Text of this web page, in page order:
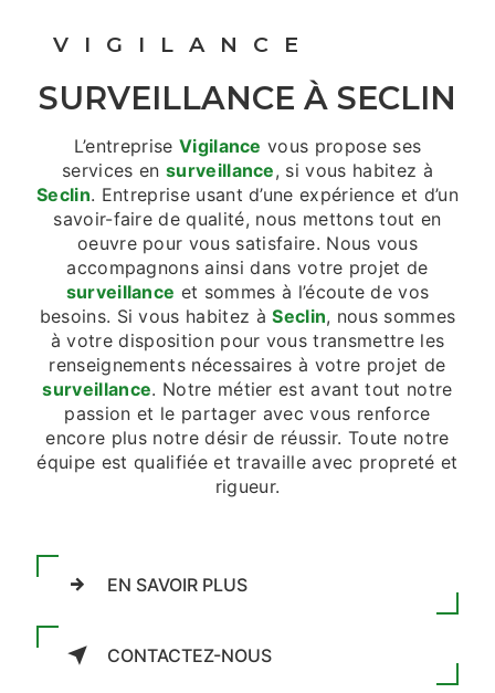
VIGILANCE
SURVEILLANCE À SECLIN
L’entreprise Vigilance vous propose ses
services en surveillance, si vous habitez à
Seclin. Entreprise usant d’une expérience et d’un
savoir-faire de qualité, nous mettons tout en
oeuvre pour vous satisfaire. Nous vous
accompagnons ainsi dans votre projet de
surveillance et sommes à l’écoute de vos
besoins. Si vous habitez àSeclin, nous sommes
à votre disposition pour vous transmettre les
renseignements nécessaires à votre projet de
surveillance. Notre métier est avant tout notre
passion et le partager avec vous renforce
encore plus notre désir de réussir. Toute notre
équipe est qualifiée et travaille avec propreté et
rigueur.
EN SAVOIR PLUS
CONTACTEZ-NOUS